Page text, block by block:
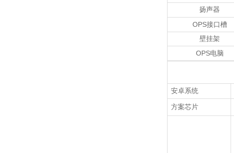
扬声器
OPS接口槽
壁挂架
OPS电脑
安卓系统
方案芯片